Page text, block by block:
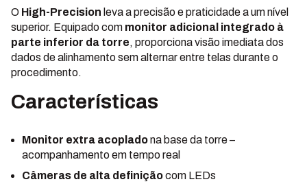
O High-Precision leva a precisão e praticidade a um nível
superior. Equipado com monitor adicional integrado à
parte inferior da torre, proporciona visão imediata dos
dados de alinhamento sem alternar entre telas durante o
procedimento.
Características
Monitor extra acopladona base da torre –
acompanhamento em tempo real
Câmeras de alta definiçãocom LEDs